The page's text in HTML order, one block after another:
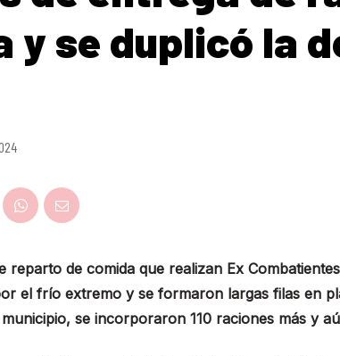
y se duplicó la
reparto de comida que realizan Ex
el frío extremo y se formaron largas filas en
se incorporaron 110 raciones más y